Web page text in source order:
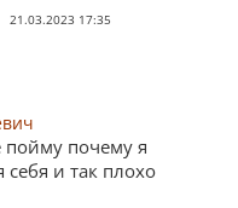
21.03.2023 17:35
почему я
и так плохо